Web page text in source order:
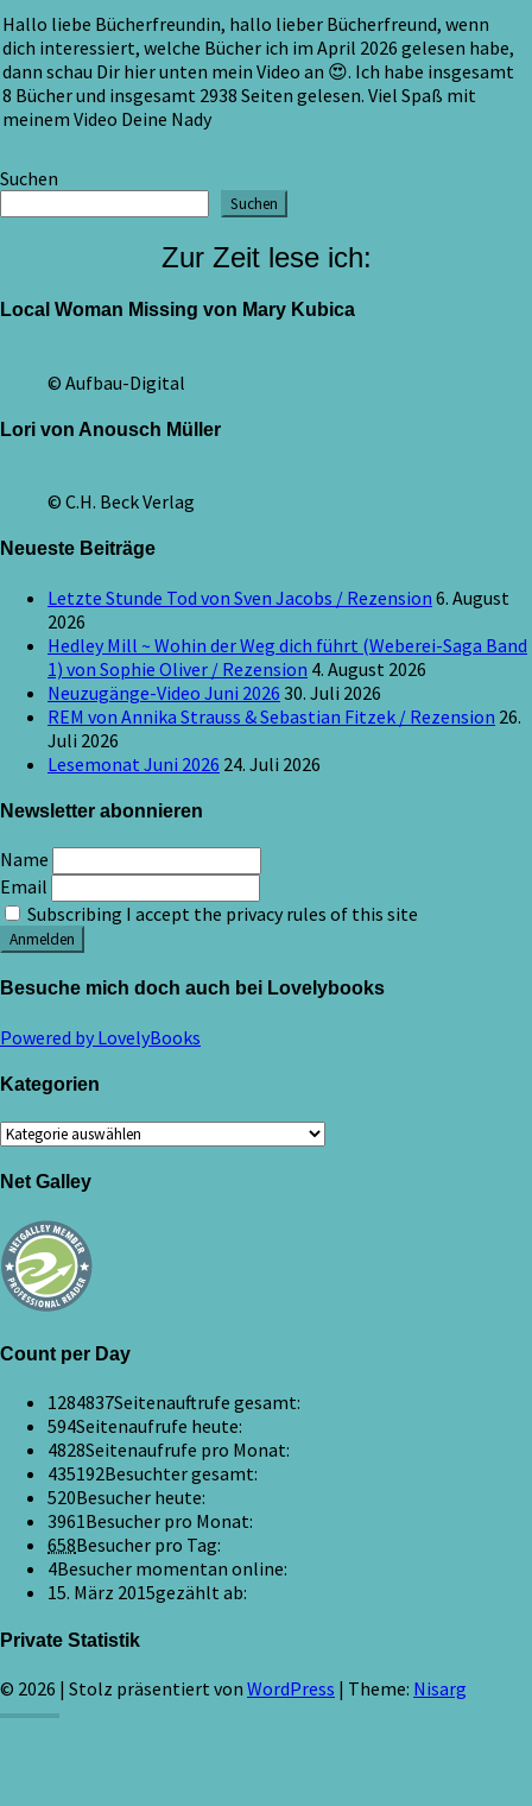
Hallo liebe Bücherfreundin, hallo lieber Bücherfreund, wenn
dich interessiert, welche Bücher ich im April 2026 gelesen habe,
dann schau Dir hier unten mein Video an 😍. Ich habe insgesamt
8 Bücher und insgesamt 2938 Seiten gelesen. Viel Spaß mit
meinem Video Deine Nady
Suchen
Suchen
Zur Zeit lese ich:
Local Woman Missing von Mary Kubica
© Aufbau-Digital
Lori von Anousch Müller
© C.H. Beck Verlag
Neueste Beiträge
Letzte Stunde Tod von Sven Jacobs / Rezension 6. August
2026
Hedley Mill ~ Wohin der Weg dich führt (Weberei-Saga Band
1) von Sophie Oliver / Rezension 4. August 2026
Neuzugänge-Video Juni 2026 30. Juli 2026
REM von Annika Strauss & Sebastian Fitzek / Rezension 26.
Juli 2026
Lesemonat Juni 2026 24. Juli 2026
Newsletter abonnieren
Name
Email
Subscribing I accept the privacy rules of this site
Besuche mich doch auch bei Lovelybooks
Powered by LovelyBooks
Kategorien
Kategorien
Net Galley
Count per Day
1284837Seitenauftrufe gesamt:
594Seitenaufrufe heute:
4828Seitenaufrufe pro Monat:
435192Besuchter gesamt:
520Besucher heute:
3961Besucher pro Monat:
658Besucher pro Tag:
4Besucher momentan online:
15. März 2015gezählt ab:
Private Statistik
© 2026 | Stolz präsentiert von WordPress | Theme: Nisarg